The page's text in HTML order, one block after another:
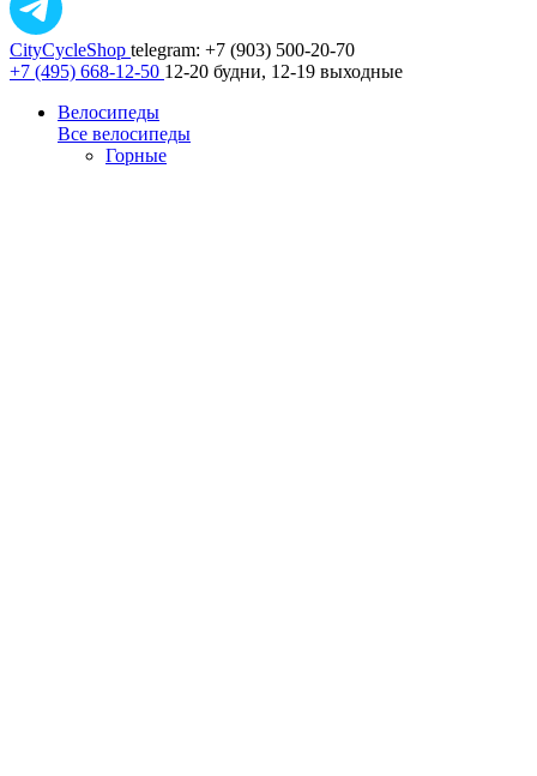
CityCycleShop telegram: +7 (903) 500-20-70
+7 (495) 668-12-50 12-20 будни, 12-19 выходные
Велосипеды
Все велосипеды
Горные